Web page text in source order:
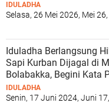
IDULADHA
Selasa, 26 Mei 2026, Mei
Iduladha Berlangsung
Sapi Kurban Dijagal di
Bolabakka, Begini Kata
IDULADHA
Senin, 17 Juni 2024, Juni